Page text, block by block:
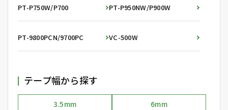
PT-P750W/P700 PT-P950NW/P900W
PT-9800PCN/9700PC VC-500W
テープ幅から探す
3.5mm
6mm